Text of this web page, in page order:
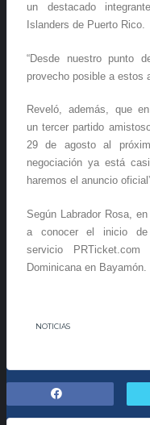
un destacado
Islanders de Puerto Rico.
“Desde nuestro punto
provecho posible a estos
Reveló, además, que
un tercer partido
29 de agosto al
negociación ya está
haremos el anuncio
Según Labrador Rosa,
a conocer el inicio
servicio
Dominicana en Bayamón.
NOTICIAS